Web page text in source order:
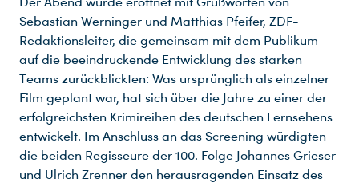
Sebastian Werninger und Matthias Pfeifer, ZDF-
Redaktionsleiter, die gemeinsam mit dem Publikum
auf die beeindruckende Entwicklung des starken
Teams zurückblickten: Was ursprünglich als einzelner
Film geplant war, hat sich über die Jahre zu einer der
erfolgreichsten Krimireihen des deutschen Fernsehens
entwickelt. Im Anschluss an das Screening würdigten
die beiden Regisseure der 100. Folge Johannes Grieser
und Ulrich Zrenner den herausragenden Einsatz des